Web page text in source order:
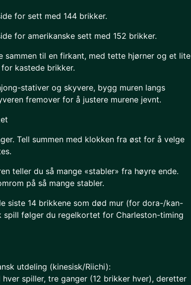
for sett med 144 brikker.
for amerikanske sett med 152 brikker.
sammen til en firkant, med tette hjørner og et lite
kastede brikker.
stativer og skyvere, bygg muren langs
fremover for å justere murene jevnt.
Tell summen med klokken fra øst for å velge
teller du så mange «stabler» fra høyre ende.
på så mange stabler.
siste 14 brikkene som død mur (for dora-/kan-
spill følger du regelkortet for Charleston-timing
utdeling (kinesisk/Riichi):
spiller, tre ganger (12 brikker hver), deretter